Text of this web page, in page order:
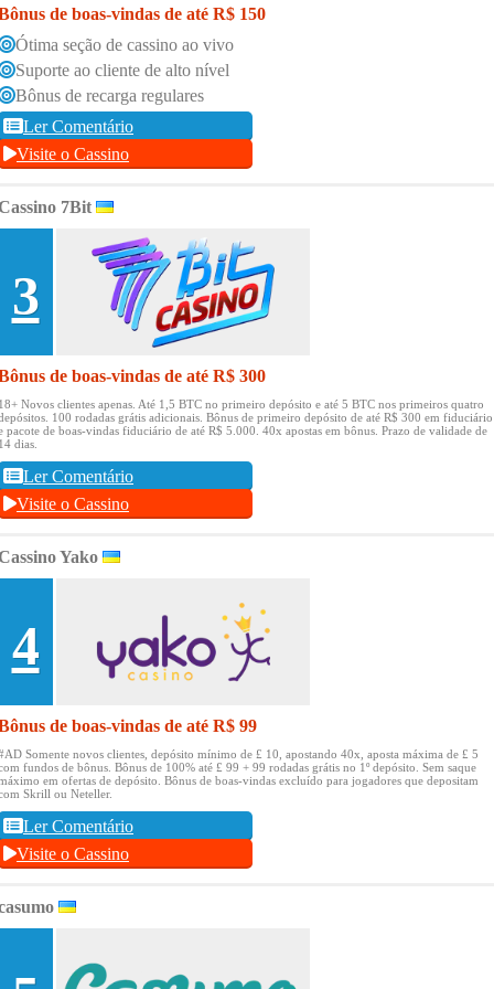
de boas-vindas de até R$ 150
Ótima seção de cassino ao vivo
Suporte ao cliente de alto nível
Bônus de recarga regulares
Ler Comentário
Visite o Cassino
7Bit
3
de boas-vindas de até R$ 300
Novos clientes apenas. Até 1,5 BTC no primeiro depósito e até 5 BTC nos primeiros quatro
100 rodadas grátis adicionais. Bônus de primeiro depósito de até R$ 300 em fiduciário
pacote de boas-vindas fiduciário de até R$ 5.000. 40x apostas em bônus. Prazo de validade de
dias.
Ler Comentário
Visite o Cassino
Yako
4
de boas-vindas de até R$ 99
Somente novos clientes, depósito mínimo de £ 10, apostando 40x, aposta máxima de £ 5
fundos de bônus. Bônus de 100% até £ 99 + 99 rodadas grátis no 1º depósito. Sem saque
em ofertas de depósito. Bônus de boas-vindas excluído para jogadores que depositam
Skrill ou Neteller.
Ler Comentário
Visite o Cassino